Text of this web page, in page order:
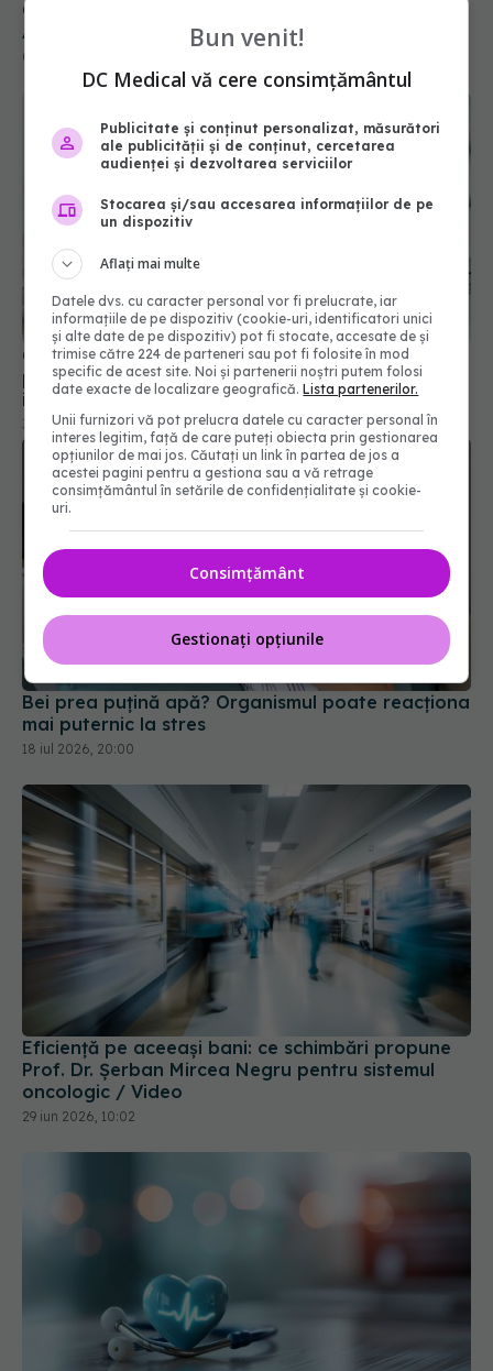
Colebil și Panzcebil, blocate temporar în farmacii.
ANMDMR explică de ce a luat măsura
06 aug 2026, 16:37
CNAS schimbă lista medicamentelor compensate
prin programele naționale. Ce tratamente noi
intră din august
31 iul 2026, 13:56
Bei prea puțină apă? Organismul poate reacționa
mai puternic la stres
18 iul 2026, 20:00
Eficiență pe aceeași bani: ce schimbări propune
Prof. Dr. Șerban Mircea Negru pentru sistemul
oncologic / Video
29 iun 2026, 10:02
Bun venit!
DC Medical vă cere consimțământul
Publicitate și conținut personalizat, măsurători
ale publicității și de conținut, cercetarea
audienței și dezvoltarea serviciilor
Stocarea și/sau accesarea informațiilor de pe
un dispozitiv
Aflați mai multe
Datele dvs. cu caracter personal vor fi prelucrate, iar
informațiile de pe dispozitiv (cookie-uri, identificatori unici
și alte date de pe dispozitiv) pot fi stocate, accesate de și
trimise către 224 de parteneri sau pot fi folosite în mod
specific de acest site. Noi și partenerii noștri putem folosi
date exacte de localizare geografică.Lista partenerilor.
Unii furnizori vă pot prelucra datele cu caracter personal în
interes legitim, față de care puteți obiecta prin gestionarea
opțiunilor de mai jos. Căutați un link în partea de jos a
acestei pagini pentru a gestiona sau a vă retrage
consimțământul în setările de confidențialitate și cookie-
uri.
Consimțământ
Gestionați opțiunile